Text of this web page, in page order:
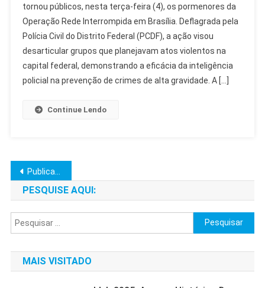
Operação
Rede
Interrompida
Em
Brasília
tornou públicos, nesta terça-feira (4), os pormenores da
Operação Rede Interrompida em Brasília. Deflagrada pela
Polícia Civil do Distrito Federal (PCDF), a ação visou
desarticular grupos que planejavam atos violentos na
capital federal, demonstrando a eficácia da inteligência
policial na prevenção de crimes de alta gravidade. A […]
Continue Lendo
Navegação
por
posts
Publicações mais antigas
PESQUISE AQUI:
Pesquisar
por:
MAIS VISITADO